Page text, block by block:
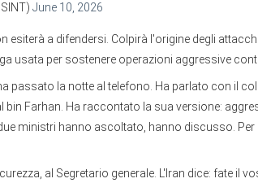
June 10, 2026
esiterà a difendersi. Colpirà l'origine degli
usata per sostenere operazioni aggressive
passato la notte al telefono. Ha parlato con il
Farhan. Ha raccontato la sua versione:
ministri hanno ascoltato, hanno discusso. Per
al Segretario generale. L'Iran dice: fate il